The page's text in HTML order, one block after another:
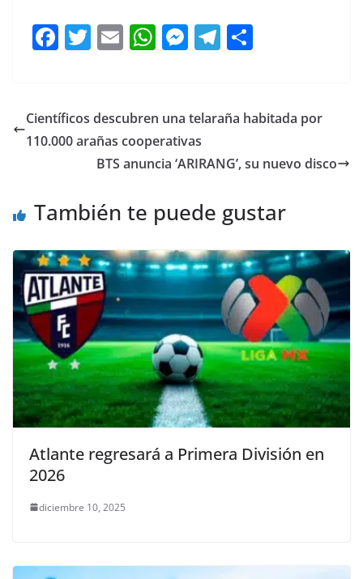
F
e
b
k
T
er
E
l
W
s
A
p
M
e
n
g
T
gr
m
p
tir
Científicos descubren una telaraña habitada por
110.000 arañas cooperativas
BTS anuncia ‘ARIRANG’, su nuevo disco
También te puede gustar
Atlante regresará a Primera División en
2026
diciembre 10, 2025